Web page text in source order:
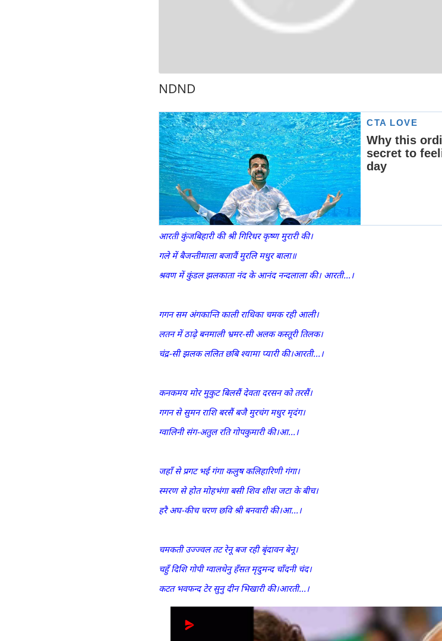
NDND
आरती कुंजबिहारी की श्री गिरिधर कृष्ण मुरारी की।
गले में बैजन्तीमाला बजावैं मुरलि मधुर बाला॥
श्रवण में कुंडल झलकाता नंद के आनंद नन्दलाला की। आरती...।
गगन सम अंगकान्ति काली राधिका चमक रही आली।
लतन में ठाढ़े बनमाली भ्रमर-सी अलक कस्तूरी तिलक।
चंद्र-सी झलक ललित छबि श्यामा प्यारी की।आरती...।
कनकमय मोर मुकुट बिलसैं देवता दरसन को तरसैं।
गगन से सुमन राशि बरसैं बजै मुरचंग मधुर मृदंग।
ग्वालिनी संग-अतुल रति गोपकुमारी की।आ...।
जहाँ से प्रगट भई गंगा कलुष कलिहारिणी गंगा।
स्मरण से होत मोहभंगा बसी शिव शीश जटा के बीच।
हरै अघ-कीच चरण छवि श्री बनवारी की।आ...।
चमकती उज्ज्वल तट रेनू बज रही बृंदावन बेनू।
चहुँ दिशि गोपी ग्वालधेनु हँसत मृदुमन्द चाँदनी चंद।
कटत भवफन्द टेर सुनु दीन भिखारी की।आरती...।